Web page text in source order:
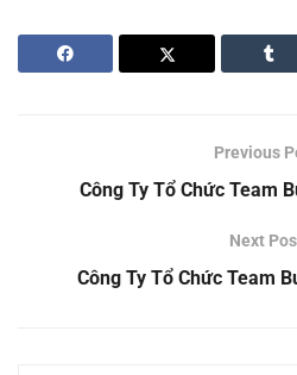
Previous
Công Ty Tổ Chức Team
Next
Công Ty Tổ Chức Team